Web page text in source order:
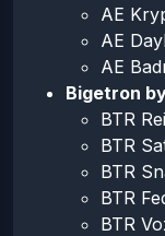
AE
AE
AE
Bigetron
BTR
BTR
BTR
BTR
BTR